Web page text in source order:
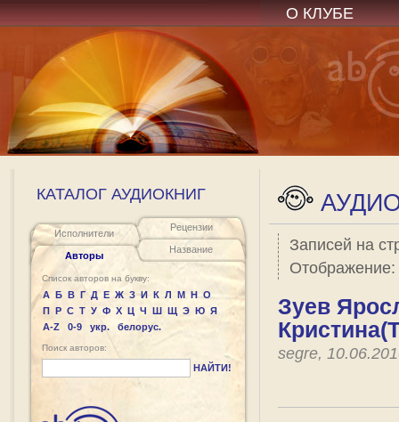
О КЛУБЕ
КАТАЛОГ АУДИОКНИГ
Исполнители
Авторы
Рецензии
Название
Список авторов на букву:
А Б В Г Д Е Ж З И К Л М Н О
П Р С Т У Ф Х Ц Ч Ш Щ Э Ю Я
A-Z
0-9 укр. белорус.
Поиск авторов:
НАЙТИ!
Записей на
Отображение:
Зуев
segre,